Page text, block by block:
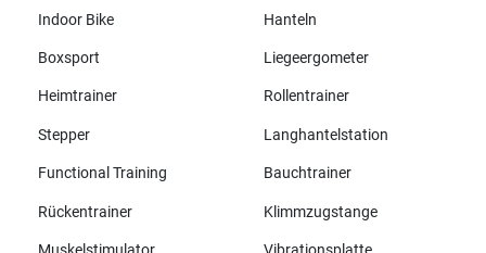
Indoor Bike Hanteln
Boxsport Liegeergometer
Heimtrainer Rollentrainer
Stepper Langhantelstation
Functional Training Bauchtrainer
Rückentrainer Klimmzugstange